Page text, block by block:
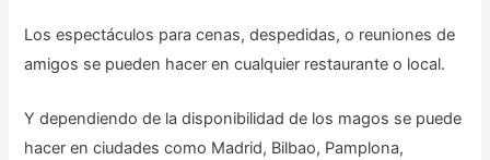
Los espectáculos para cenas, despedidas, o reuniones de
amigos se pueden hacer en cualquier restaurante o local.
Y dependiendo de la disponibilidad de los magos se puede
hacer en ciudades como Madrid, Bilbao, Pamplona,